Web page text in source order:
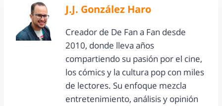
J.J. González Haro
Creador de De Fan a Fan desde
2010, donde lleva años
compartiendo su pasión por el cine,
los cómics y la cultura pop con miles
de lectores. Su enfoque mezcla
entretenimiento, análisis y opinión